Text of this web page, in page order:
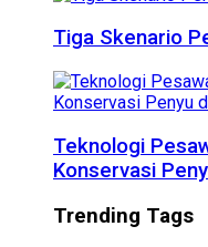
Tiga Skenario
Teknologi
Konservasi
Trending Tags